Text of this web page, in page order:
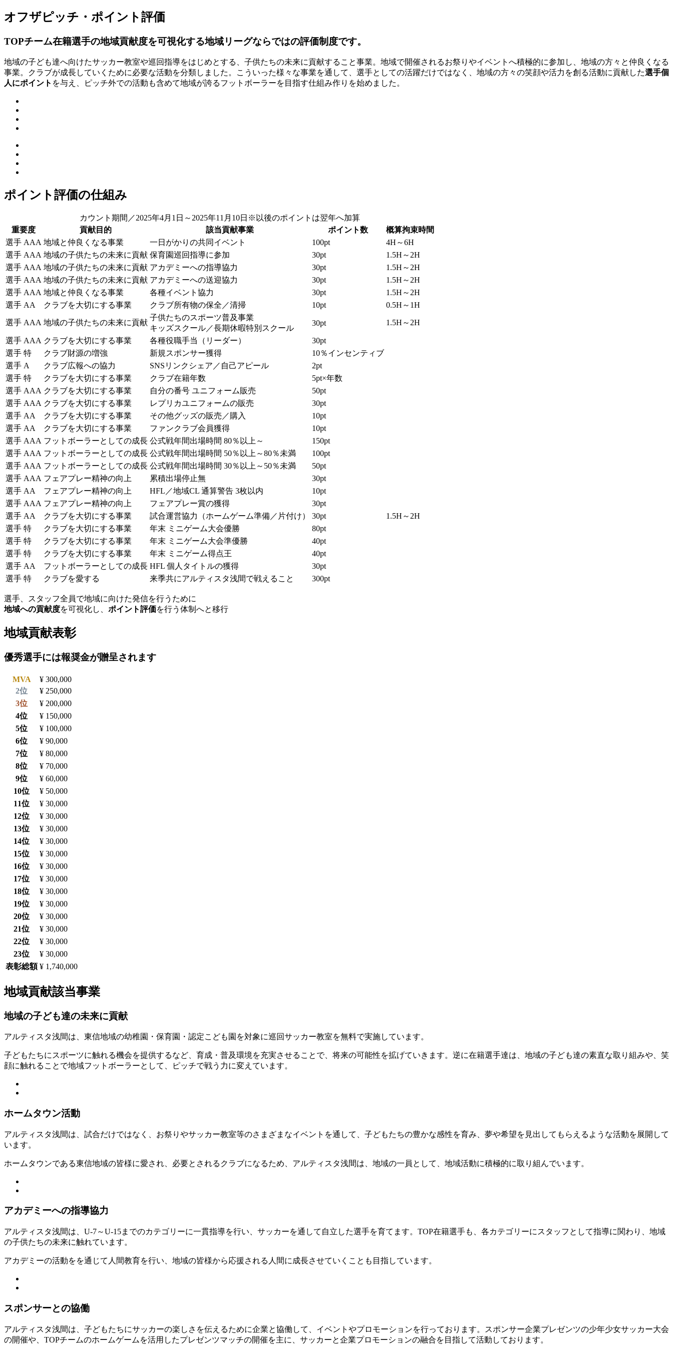
オフザピッチ・ポイント評価
TOPチーム在籍選手の地域貢献度を可視化する地域リーグならではの評価制度です。
地域の子ども達へ向けたサッカー教室や巡回指導をはじめとする、子供たちの未来に貢献すること事業。地域で開催されるお祭りやイベントへ積極的に参加し、地域の方々と仲良くなる
事業。クラブが成長していくために必要な活動を分類しました。こういった様々な事業を通して、選手としての活躍だけではなく、地域の方々の笑顔や活力を創る活動に貢献した選手個
人にポイント を与え、ピッチ外での活動も含めて地域が誇るフットボーラーを目指す仕組み作りを始めました。
ポイント評価の仕組み
カウント期間／2025年4月1日～2025年11月10日※以後のポイントは翌年へ加算
重要度
貢献目的 該当貢献事業 ポイント数
概算拘束時間
選手 AAA 地域と仲良くなる事業 一日がかりの共同イベント 100pt
4H～6H
選手 AAA 地域の子供たちの未来に貢献 保育園巡回指導に参加 30pt
1.5H～2H
選手 AAA 地域の子供たちの未来に貢献 アカデミーへの指導協力 30pt
1.5H～2H
選手 AAA 地域の子供たちの未来に貢献 アカデミーへの送迎協力 30pt
1.5H～2H
選手 AAA 地域と仲良くなる事業 各種イベント協力 30pt
1.5H～2H
選手 AA
クラブを大切にする事業 クラブ所有物の保全／清掃 10pt 0.5H～1H
選手 AAA 地域の子供たちの未来に貢献
子供たちのスポーツ普及事業
キッズスクール／長期休暇特別スクール
30pt 1.5H～2H
選手 AAA クラブを大切にする事業 各種役職手当（リーダー）
30pt
選手 特
クラブ財源の増強 新規スポンサー獲得
10％インセンティブ
選手 A
クラブ広報への協力 SNSリンクシェア／自己アピール
2pt
選手 特
クラブを大切にする事業 クラブ在籍年数
5pt×年数
選手 AAA クラブを大切にする事業 自分の番号 ユニフォーム販売
50pt
選手 AAA クラブを大切にする事業 レプリカユニフォームの販売
30pt
選手 AA
クラブを大切にする事業 その他グッズの販売／購入
10pt
選手 AA
クラブを大切にする事業 ファンクラブ会員獲得
10pt
選手 AAA フットボーラーとしての成長 公式戦年間出場時間 80％以上～
150pt
選手 AAA フットボーラーとしての成長 公式戦年間出場時間 50％以上～80％未満
100pt
選手 AAA フットボーラーとしての成長 公式戦年間出場時間 30％以上～50％未満
50pt
選手 AAA フェアプレー精神の向上 累積出場停止無
30pt
選手 AA
フェアプレー精神の向上 HFL／地域CL 通算警告 3枚以内
10pt
選手 AAA フェアプレー精神の向上 フェアプレー賞の獲得
30pt
選手 AA
クラブを大切にする事業 試合運営協力（ホームゲーム準備／片付け） 30pt
1.5H～2H
選手 特
クラブを大切にする事業 年末 ミニゲーム大会優勝
80pt
選手 特
クラブを大切にする事業 年末 ミニゲーム大会準優勝
40pt
選手 特
クラブを大切にする事業 年末 ミニゲーム得点王
40pt
選手 AA
フットボーラーとしての成長 HFL 個人タイトルの獲得
30pt
選手 特
クラブを愛する 来季共にアルティスタ浅間で戦えること 300pt
選⼿、スタッフ全員で地域に向けた発信を⾏うために
地域への貢献度を可視化し、 ポイント評価を⾏う体制へと移⾏
地域貢献表彰
優秀選手には報奨金が贈呈されます
MVA
¥ 300,000
2位
¥ 250,000
3位
¥ 200,000
4位
¥ 150,000
5位
¥ 100,000
6位
¥ 90,000
7位
¥ 80,000
8位
¥ 70,000
9位
¥ 60,000
10位
¥ 50,000
11位
¥ 30,000
12位
¥ 30,000
13位
¥ 30,000
14位
¥ 30,000
15位
¥ 30,000
16位
¥ 30,000
17位
¥ 30,000
18位
¥ 30,000
19位
¥ 30,000
20位
¥ 30,000
21位
¥ 30,000
22位
¥ 30,000
23位
¥ 30,000
表彰総額 ¥ 1,740,000
地域貢献該当事業
地域の子ども達の未来に貢献
アルティスタ浅間は、東信地域の幼稚園・保育園・認定こども園を対象に巡回サッカー教室を無料で実施しています。
子どもたちにスポーツに触れる機会を提供するなど、育成・普及環境を充実させることで、将来の可能性を拡げていきます。逆に在籍選手達は、地域の子ども達の素直な取り組みや、笑
顔に触れることで地域フットボーラーとして、ピッチで戦う力に変えています。
ホームタウン活動
アルティスタ浅間は、試合だけではなく、お祭りやサッカー教室等のさまざまなイベントを通して、子どもたちの豊かな感性を育み、夢や希望を見出してもらえるような活動を展開して
います。
ホームタウンである東信地域の皆様に愛され、必要とされるクラブになるため、アルティスタ浅間は、地域の一員として、地域活動に積極的に取り組んでいます。
アカデミーへの指導協力
アルティスタ浅間は、U-7～U-15までのカテゴリーに一貫指導を行い、サッカーを通して自立した選手を育てます。TOP在籍選手も、各カテゴリーにスタッフとして指導に関わり、地域
の子供たちの未来に触れています。
アカデミーの活動をを通じて人間教育を行い、地域の皆様から応援される人間に成長させていくことも目指しています。
スポンサーとの協働
アルティスタ浅間は、子どもたちにサッカーの楽しさを伝えるために企業と協働して、イベントやプロモーションを行っております。スポンサー企業プレゼンツの少年少女サッカー大会
の開催や、TOPチームのホームゲームを活用したプレゼンツマッチの開催を主に、サッカーと企業プロモーションの融合を目指して活動しております。